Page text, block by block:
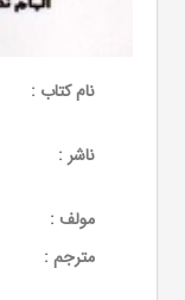
نام کتاب :
ناشر :
مولف :
مترجم :